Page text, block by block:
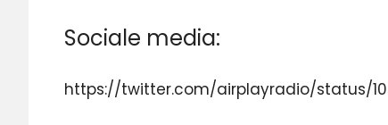
Sociale media:
https://twitter.com/airplayradio/status/